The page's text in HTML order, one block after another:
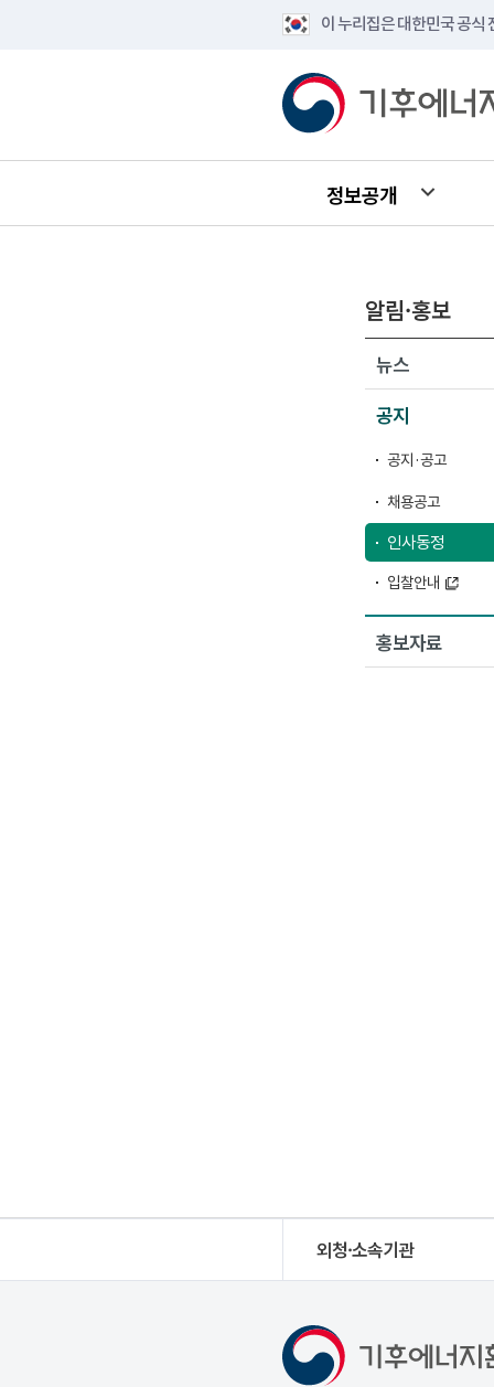
이 누리집은 대한민국 공식
정보공개
알림·홍보
뉴스
공지
공지·공고
채용공고
인사동정
입찰안내
홍보자료
외청·소속기관